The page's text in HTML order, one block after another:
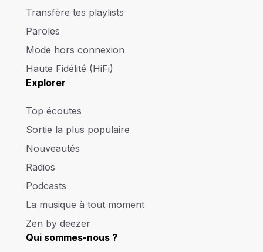
Transfère tes playlists
Paroles
Mode hors connexion
Haute Fidélité (HiFi)
Explorer
Top écoutes
Sortie la plus populaire
Nouveautés
Radios
Podcasts
La musique à tout moment
Zen by deezer
Qui sommes-nous ?